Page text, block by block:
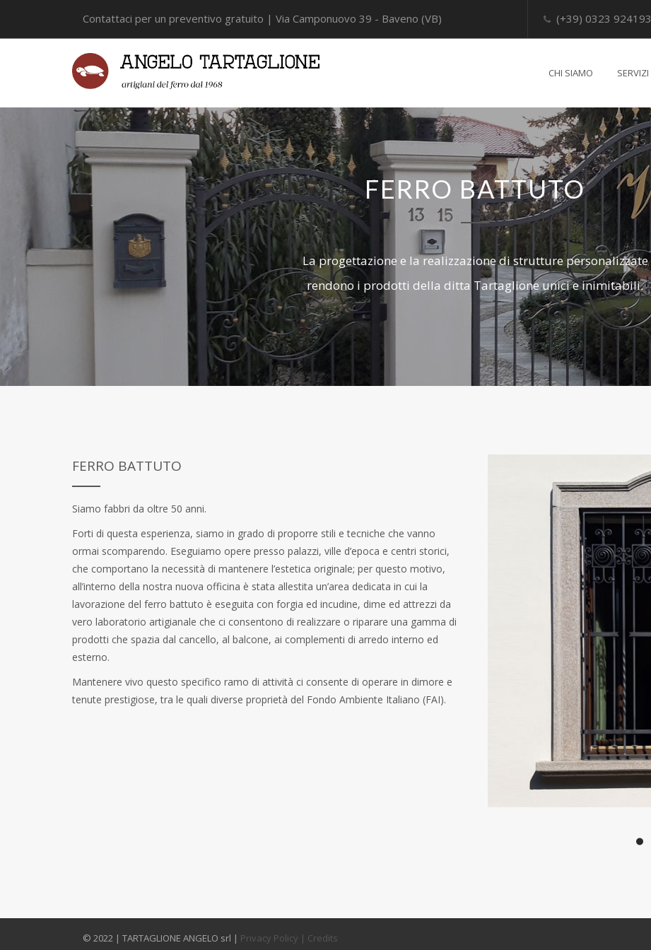
(+39) 0323 924193
Contattaci per un preventivo gratuito | Via Camponuovo 39 - Baveno (VB)
CHI SIAMO SERVIZI
FERRO BATTUTO
La progettazione e la realizzazione di strutture personalizzate
rendono i prodotti della ditta Tartaglione unici e inimitabili.
FERRO BATTUTO
Siamo fabbri da oltre 50 anni.
Forti di questa esperienza, siamo in grado di proporre stili e tecniche che vanno
ormai scomparendo. Eseguiamo opere presso palazzi, ville d’epoca e centri storici,
che comportano la necessità di mantenere l’estetica originale; per questo motivo,
all’interno della nostra nuova officina è stata allestita un’area dedicata in cui la
lavorazione del ferro battuto è eseguita con forgia ed incudine, dime ed attrezzi da
vero laboratorio artigianale che ci consentono di realizzare o riparare una gamma di
prodotti che spazia dal cancello, al balcone, ai complementi di arredo interno ed
esterno.
Mantenere vivo questo specifico ramo di attività ci consente di operare in dimore e
tenute prestigiose, tra le quali diverse proprietà del Fondo Ambiente Italiano (FAI).
© 2022 | TARTAGLIONE ANGELO srl | Privacy Policy | Credits